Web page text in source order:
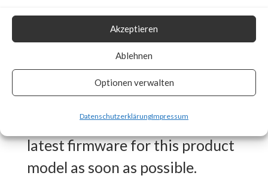
Akzeptieren
Ablehnen
Optionen verwalten
DatenschutzerklärungImpressum
automatically receive update
notifications in the web
administration interface and
Tether application. TP-Link
strongly recommends that you
download and update to the
latest firmware for this product
model as soon as possible.